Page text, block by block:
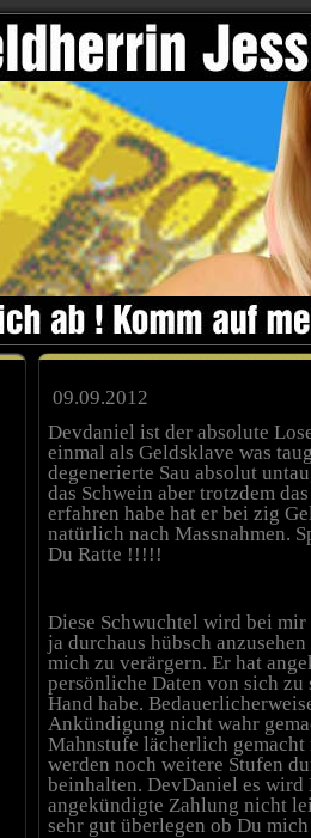
09.09.2012
Devdaniel ist der absolute
einmal als Geldsklave was
degenerierte Sau absolut
das Schwein aber trotzdem
erfahren habe hat er bei zig
natürlich nach Massnahmen.
Du Ratte !!!!!
Diese Schwuchtel wird bei
ja durchaus hübsch
mich zu verärgern. Er hat
persönliche Daten von sich
Hand habe.
Ankündigung nicht wahr
Mahnstufe lächerlich
werden noch weitere Stufen
beinhalten. DevDaniel es
angekündigte Zahlung nicht
sehr gut überlegen ob Du